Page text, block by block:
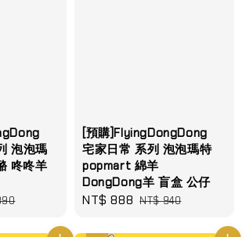
泡泡瑪
咚咚羊
[預購]FlyingDongDong
宅家日常 系列 泡泡瑪特
popmart 綿羊
DongDong羊 盲盒 公仔
Sale
NT$ 888 Regular
NT$ 940